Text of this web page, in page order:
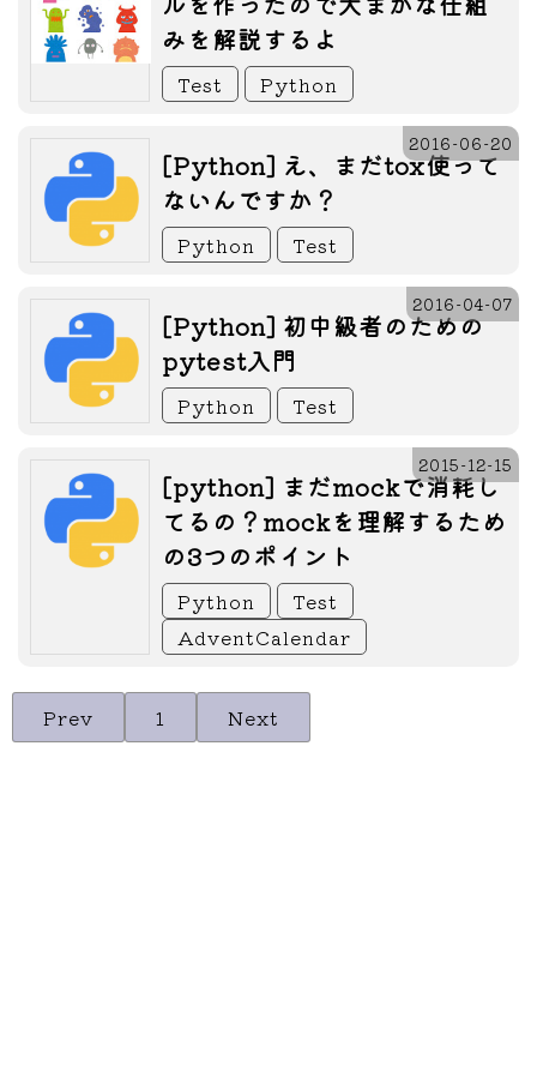
みを解説するよ
Test Python
[Python] え、まだtox使って
ないんですか？
2016-06-20
Python Test
[Python] 初中級者のための
pytest入門
2016-04-07
Python Test
[python] まだmockで消耗し
てるの？mockを理解するため
の3つのポイント
2015-12-15
Python
Test
AdventCalendar
Prev 1 Next